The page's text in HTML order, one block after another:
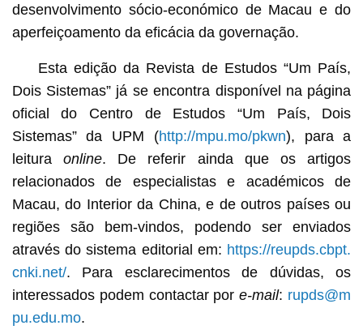
desenvolvimento sócio-económico de Macau e do
aperfeiçoamento da eficácia da governação.
Esta edição da Revista de Estudos “Um País,
Dois Sistemas” já se encontra disponível na página
oficial do Centro de Estudos “Um País, Dois
Sistemas” da UPM (http://mpu.mo/pkwn), para a
leitura online. De referir ainda que os artigos
relacionados de especialistas e académicos de
Macau, do Interior da China, e de outros países ou
regiões são bem-vindos, podendo ser enviados
através do sistema editorial em: https://reupds.cbpt.
cnki.net/. Para esclarecimentos de dúvidas, os
interessados podem contactar pore-mail: rupds@m
pu.edu.mo.